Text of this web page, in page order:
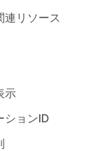
連リソース
示
ションID